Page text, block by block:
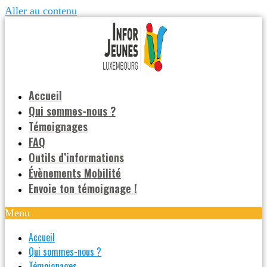
Aller au contenu
Accueil
Qui sommes-nous ?
Témoignages
FAQ
Outils d’informations
Évènements Mobilité
Envoie ton témoignage !
Menu
Accueil
Qui sommes-nous ?